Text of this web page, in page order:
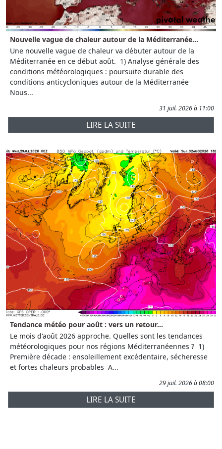
Nouvelle vague de chaleur autour de la Méditerranée...
Une nouvelle vague de chaleur va débuter autour de la
Méditerranée en ce début août. 1) Analyse générale des
conditions météorologiques : poursuite durable des
conditions anticycloniques autour de la Méditerranée
Nous...
31 juil. 2026 à 11:00
LIRE LA SUITE
Tendance météo pour août : vers un retour...
Le mois d'août 2026 approche. Quelles sont les tendances
météorologiques pour nos régions Méditerranéennes ? 1)
Première décade : ensoleillement excédentaire, sécheresse
et fortes chaleurs probables A...
29 juil. 2026 à 08:00
LIRE LA SUITE